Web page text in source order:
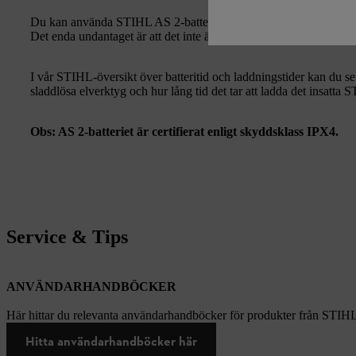
Du kan använda STIHL AS 2-batteriet
Det enda undantaget är att det inte är kompatibelt med den
I vår STIHL-översikt över batteritid och laddningstider kan du
sladdlösa elverktyg och hur lång tid det tar att ladda det insatta
Obs: AS 2-batteriet är certifierat enligt skyddsklass IPX4.
Service & Tips
ANVÄNDARHANDBÖCKER
Här hittar du relevanta användarhandböcker för produkter från
Hitta användarhandböcker här